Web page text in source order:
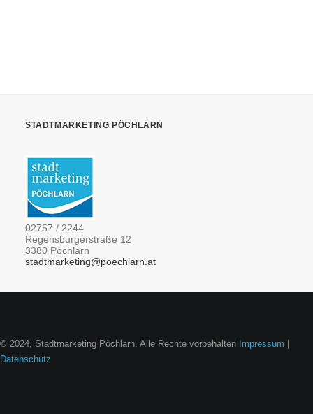
PRIVAT: START_ALT
STADTMARKETING PÖCHLARN
02757 / 2244
Regensburgerstraße 12
3380 Pöchlarn
stadtmarketing@poechlarn.at
© 2024, Stadtmarketing Pöchlarn. Alle Rechte vorbehalten Impressum
Datenschutz